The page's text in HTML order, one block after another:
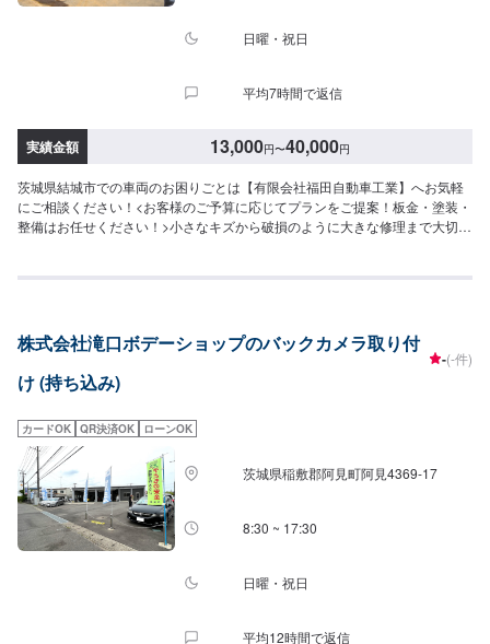
日曜・祝日
平均7時間で返信
実績金額 13,000円〜40,000円
茨城県結城市での車両のお困りごとは【有限会社福田自動車工業】へお気軽
にご相談ください！<お客様のご予算に応じてプランをご提案！板金・塗装・
整備はお任せください！>小さなキズから破損のように大きな修理まで大切な
きし、最適な施工方法をご提案しますので、お気軽にお問い合わせ下さい。
～2日程度で納車となります。(要相談)納期は前後する場合がございます。予
めご了承ください。-----代車について-----代車をご用意しています。お車の作
業中は代車をご利用ください。※代車の燃料代はお客様にご負担いただいてお
ださい。駐車スペースは事務所前の空いているスペースに駐車してくださ
い。受付はスタッフへ「メンテモで予約しました」とお伝えください。ご案
内いたします。【定休日・営業時間】定休日：日曜、祝日営業時間：
8:00~18:00
株式会社滝口ボデーショップのバックカメラ取り付
け (持ち込み)
-(-件)
カードOK QR決済OK ローンOK
茨城県稲敷郡阿見町阿見4369-17
8:30 ~ 17:30
日曜・祝日
平均12時間で返信